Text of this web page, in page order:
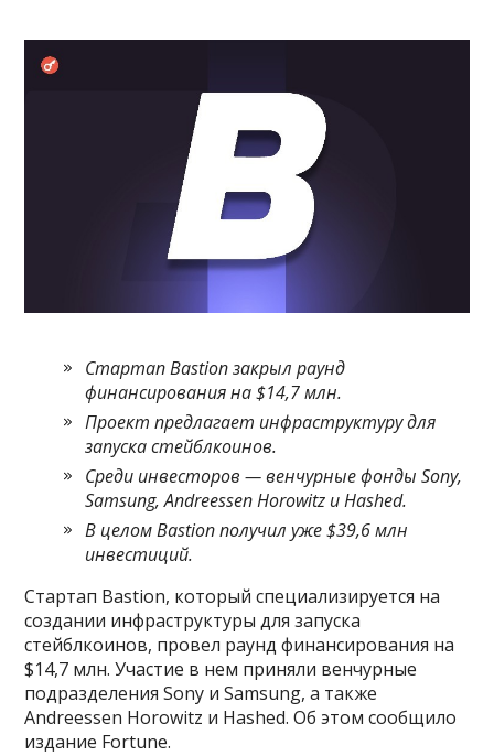
Стартап Bastion закрыл раунд
финансирования на $14,7 млн.
Проект предлагает инфраструктуру для
запуска стейблкоинов.
Среди инвесторов — венчурные фонды Sony,
Samsung, Andreessen Horowitz и Hashed.
В целом Bastion получил уже $39,6 млн
инвестиций.
Стартап Bastion, который специализируется на
создании инфраструктуры для запуска
стейблкоинов, провел раунд финансирования на
$14,7 млн. Участие в нем приняли венчурные
подразделения Sony и Samsung, а также
Andreessen Horowitz и Hashed. Об этом сообщило
издание Fortune.